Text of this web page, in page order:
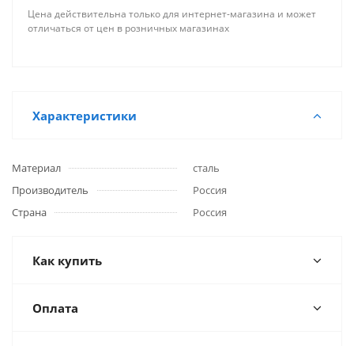
Цена действительна только для интернет-магазина и может
отличаться от цен в розничных магазинах
Характеристики
Материал
сталь
Производитель
Россия
Страна
Россия
Как купить
Оплата